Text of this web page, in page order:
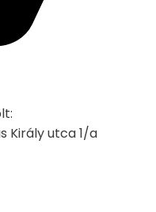
Király utca 1/a